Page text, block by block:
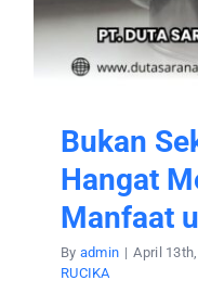
Bukan
Hangat
Manfaat
By admin | April
RUCIKA